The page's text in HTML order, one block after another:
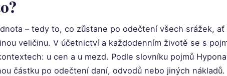
– tedy to, co zůstane po odečtení všech srážek, ať
veličinu. V účetnictví a každodenním životě se s
u cen a u mezd. Podle slovníku pojmů
částku po odečtení daní, odvodů nebo jiných nákladů.